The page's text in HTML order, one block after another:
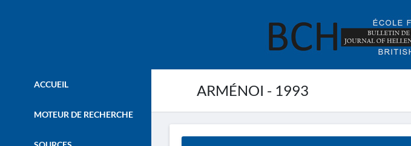
ARMÉNOI - 1993
ACCUEIL
MOTEUR DE RECHERCHE